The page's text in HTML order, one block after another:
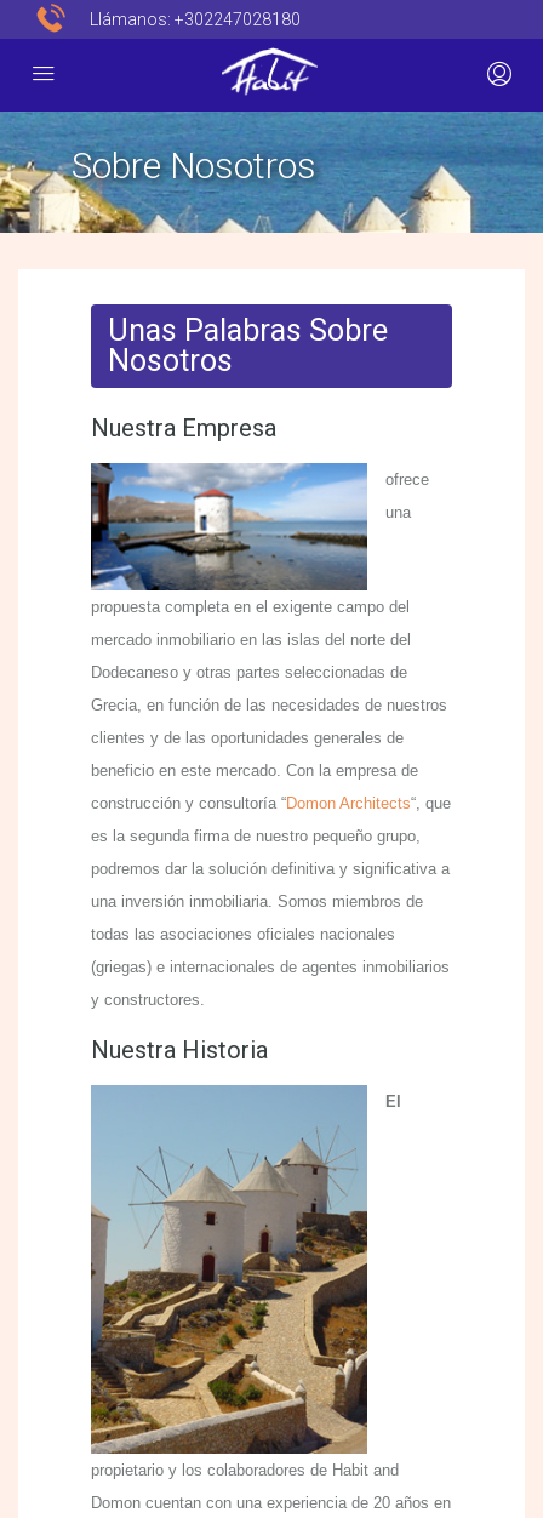
Llámanos: +302247028180
Sobre Nosotros
Unas Palabras Sobre
Nosotros
Nuestra Empresa
ofrece
una
propuesta completa en el exigente campo del
mercado inmobiliario en las islas del norte del
Dodecaneso y otras partes seleccionadas de
Grecia, en función de las necesidades de nuestros
clientes y de las oportunidades generales de
beneficio en este mercado. Con la empresa de
construcción y consultoría “Domon Architects“, que
es la segunda firma de nuestro pequeño grupo,
podremos dar la solución definitiva y significativa a
una inversión inmobiliaria. Somos miembros de
todas las asociaciones oficiales nacionales
(griegas) e internacionales de agentes inmobiliarios
y constructores.
Nuestra Historia
El
propietario y los colaboradores de Habit and
Domon cuentan con una experiencia de 20 años en